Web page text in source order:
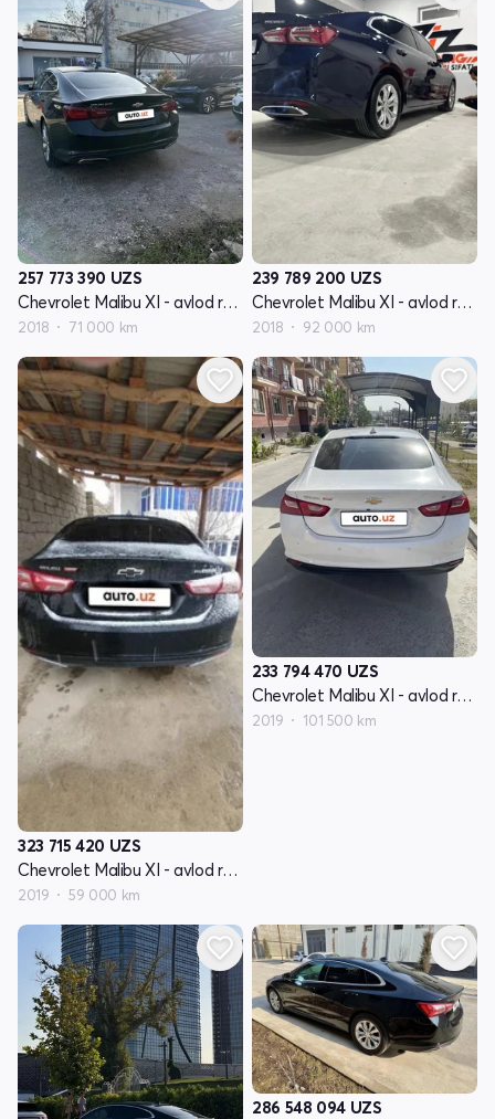
257 773 390 UZS
Chevrolet Malibu XI - avlod restyling
2018 71 000 km
239 789 200 UZS
Chevrolet Malibu XI - avlod restyling
2018 92 000 km
323 715 420 UZS
Chevrolet Malibu XI - avlod restyling
2019 59 000 km
233 794 470 UZS
Chevrolet Malibu XI - avlod restyling
2019 101 500 km
286 548 094 UZS